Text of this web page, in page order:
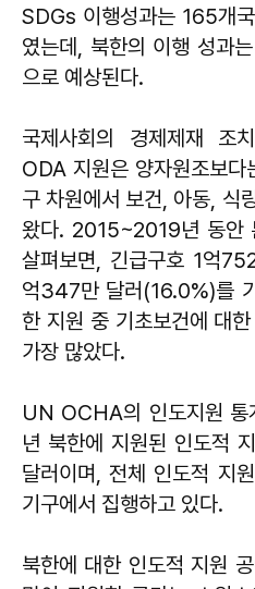
SDGs 이행성과는 165개
였는데, 북한의 이행 성과
으로 예상된다.
국제사회의 경제제재 조
ODA 지원은 양자원조보다
구 차원에서 보건, 아동, 식
왔다. 2015~2019년 동안
살펴보면, 긴급구호 1억
억347만 달러(16.0%)를
한 지원 중 기초보건에 대
가장 많았다.
UN OCHA의 인도지원
년 북한에 지원된 인도적
달러이며, 전체 인도적 지
기구에서 집행하고 있다.
북한에 대한 인도적 지원